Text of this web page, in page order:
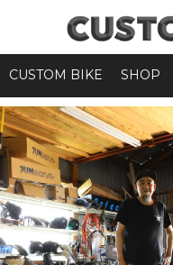
CUSTOM BIKE SHOP